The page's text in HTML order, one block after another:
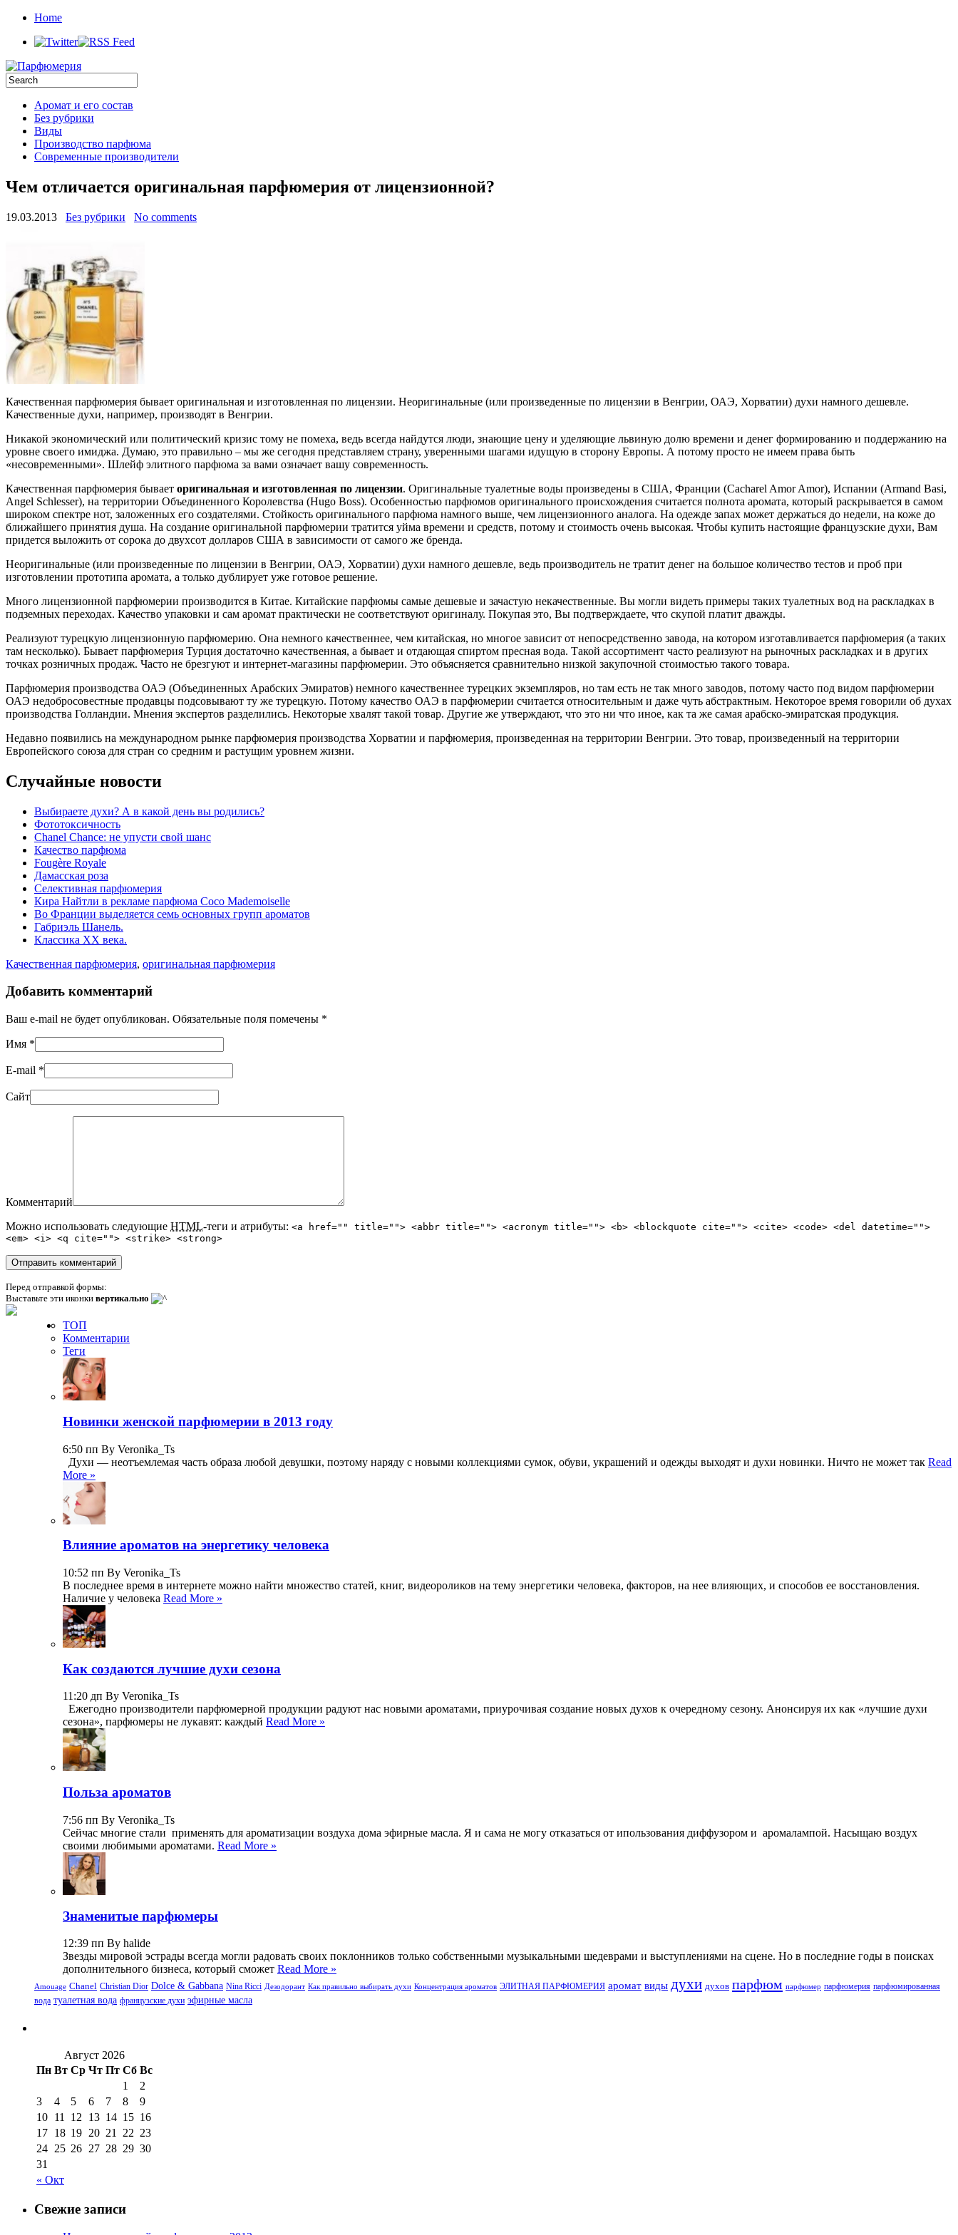
Home
Аромат и его состав
Без рубрики
Виды
Производство парфюма
Современные производители
Чем отличается оригинальная парфюмерия от лицензионной?
19.03.2013 Без рубрики No comments
Качественная парфюмерия бывает оригинальная и изготовленная по лицензии. Неоригинальные (или произведенные по лицензии в Венгрии, ОАЭ, Хорватии) духи намного дешевле.
Качественные духи, например, производят в Венгрии.
Никакой экономический или политический кризис тому не помеха, ведь всегда найдутся люди, знающие цену и уделяющие львиную долю времени и денег формированию и поддержанию на
уровне своего имиджа. Думаю, это правильно – мы же сегодня представляем страну, уверенными шагами идущую в сторону Европы. А потому просто не имеем права быть
«несовременными». Шлейф элитного парфюма за вами означает вашу современность.
Качественная парфюмерия бывает оригинальная и изготовленная по лицензии. Оригинальные туалетные воды произведены в США, Франции (Cacharel Amor Amor), Испании (Armand Basi,
Angel Schlesser), на территории Объединенного Королевства (Hugo Boss). Особенностью парфюмов оригинального происхождения считается полнота аромата, который раскрывается в самом
широком спектре нот, заложенных его создателями. Стойкость оригинального парфюма намного выше, чем лицензионного аналога. На одежде запах может держаться до недели, на коже до
ближайшего принятия душа. На создание оригинальной парфюмерии тратится уйма времени и средств, потому и стоимость очень высокая. Чтобы купить настоящие французские духи, Вам
придется выложить от сорока до двухсот долларов США в зависимости от самого же бренда.
Неоригинальные (или произведенные по лицензии в Венгрии, ОАЭ, Хорватии) духи намного дешевле, ведь производитель не тратит денег на большое количество тестов и проб при
изготовлении прототипа аромата, а только дублирует уже готовое решение.
Много лицензионной парфюмерии производится в Китае. Китайские парфюмы самые дешевые и зачастую некачественные. Вы могли видеть примеры таких туалетных вод на раскладках в
подземных переходах. Качество упаковки и сам аромат практически не соответствуют оригиналу. Покупая это, Вы подтверждаете, что скупой платит дважды.
Реализуют турецкую лицензионную парфюмерию. Она немного качественнее, чем китайская, но многое зависит от непосредственно завода, на котором изготавливается парфюмерия (а таких
там несколько). Бывает парфюмерия Турция достаточно качественная, а бывает и отдающая спиртом пресная вода. Такой ассортимент часто реализуют на рыночных раскладках и в других
точках розничных продаж. Часто не брезгуют и интернет-магазины парфюмерии. Это объясняется сравнительно низкой закупочной стоимостью такого товара.
Парфюмерия производства ОАЭ (Объединенных Арабских Эмиратов) немного качественнее турецких экземпляров, но там есть не так много заводов, потому часто под видом парфюмерии
ОАЭ недобросовестные продавцы подсовывают ту же турецкую. Потому качество ОАЭ в парфюмерии считается относительным и даже чуть абстрактным. Некоторое время говорили об духах
производства Голландии. Мнения экспертов разделились. Некоторые хвалят такой товар. Другие же утверждают, что это ни что иное, как та же самая арабско-эмиратская продукция.
Недавно появились на международном рынке парфюмерия производства Хорватии и парфюмерия, произведенная на территории Венгрии. Это товар, произведенный на территории
Европейского союза для стран со средним и растущим уровнем жизни.
Случайные новости
Выбираете духи? А в какой день вы родились?
Фототоксичность
Chanel Chance: не упусти свой шанс
Качество парфюма
Fougère Royale
Дамасская роза
Селективная парфюмерия
Кира Найтли в рекламе парфюма Coco Mademoiselle
Во Франции выделяется семь основных групп ароматов
Габриэль Шанель.
Классика XX века.
Качественная парфюмерия, оригинальная парфюмерия
Добавить комментарий
Ваш e-mail не будет опубликован. Обязательные поля помечены *
Имя *
E-mail *
Сайт
Комментарий
Можно использовать следующие HTML-теги и атрибуты: <a href="" title=""> <abbr title=""> <acronym title=""> <b> <blockquote cite=""> <cite> <code> <del datetime="">
<em> <i> <q cite=""> <strike> <strong>
Перед отправкой формы:
Выставьте эти иконки вертикально
ТОП
Комментарии
Теги
Новинки женской парфюмерии в 2013 году
6:50 пп By Veronika_Ts
Духи — неотъемлемая часть образа любой девушки, поэтому наряду с новыми коллекциями сумок, обуви, украшений и одежды выходят и духи новинки. Ничто не может так Read
More »
Влияние ароматов на энергетику человека
10:52 пп By Veronika_Ts
В последнее время в интернете можно найти множество статей, книг, видеороликов на тему энергетики человека, факторов, на нее влияющих, и способов ее восстановления.
Наличие у человека Read More »
Как создаются лучшие духи сезона
11:20 дп By Veronika_Ts
Ежегодно производители парфюмерной продукции радуют нас новыми ароматами, приурочивая создание новых духов к очередному сезону. Анонсируя их как «лучшие духи
сезона», парфюмеры не лукавят: каждый Read More »
Польза ароматов
7:56 пп By Veronika_Ts
Сейчас многие стали применять для ароматизации воздуха дома эфирные масла. Я и сама не могу отказаться от ипользования диффузором и аромалампой. Насыщаю воздух
своими любимыми ароматами. Read More »
Знаменитые парфюмеры
12:39 пп By halide
Звезды мировой эстрады всегда могли радовать своих поклонников только собственными музыкальными шедеврами и выступлениями на сцене. Но в последние годы в поисках
дополнительного бизнеса, который сможет Read More »
Amouage Chanel Christian Dior Dolce & Gabbana Nina Ricci Дезодорант Как правильно выбирать духи Концентрация ароматов ЭЛИТНАЯ ПАРФЮМЕРИЯ аромат виды духи духов парфюм парфюмер парфюмерия парфюмированная
вода туалетная вода французские духи эфирные масла
Август 2026
Пн Вт Ср Чт Пт Сб Вс
« Окт
1
2
3
4 5 6 7 8
9
10 11 12 13 14 15 16
17 18 19 20 21 22 23
24 25 26 27 28 29 30
31
Свежие записи